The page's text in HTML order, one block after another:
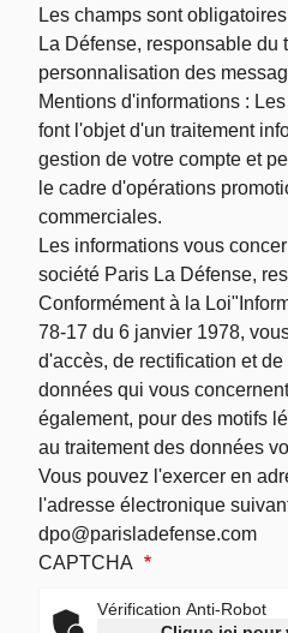
Les champs sont
La Défense, responsable du
personnalisation des
Mentions d'informations :
font l'objet d'un traitement
gestion de votre compte et
le cadre d'opérations
commerciales.
Les informations vous
société Paris La Défense,
Conformément à la
78-17 du 6 janvier 1978,
d'accès, de rectification et
données qui vous
également, pour des motifs
au traitement des données
Vous pouvez l'exercer en
l'adresse électronique
dpo@parisladefense.com
CAPTCHA
Vérification Anti-Robot